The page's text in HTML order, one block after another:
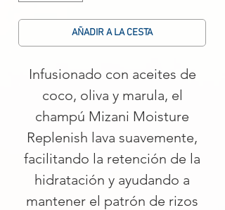
AÑADIR A LA CESTA
Infusionado con aceites de
coco, oliva y marula, el
champú Mizani Moisture
Replenish lava suavemente,
facilitando la retención de la
hidratación y ayudando a
mantener el patrón de rizos